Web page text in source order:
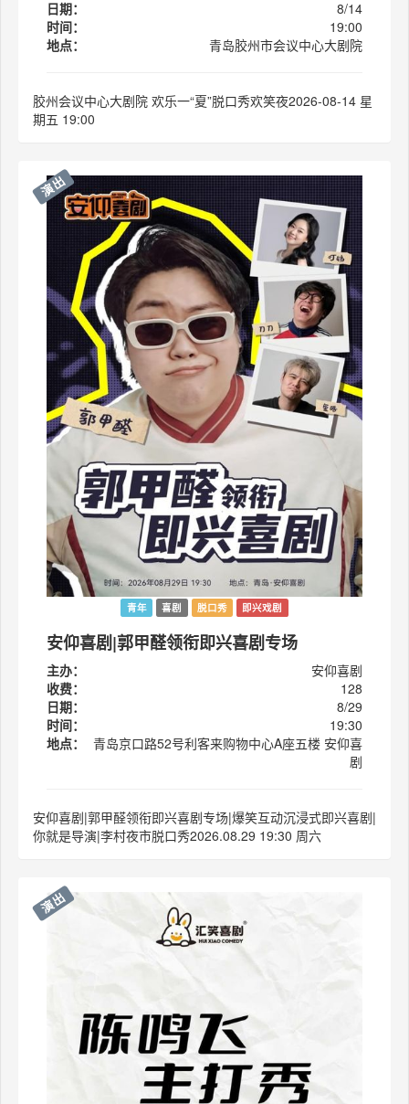
日期：
8/14
时间：
19:00
地点：
青岛胶州市会议中心大剧院
胶州会议中心大剧院 欢乐一“夏”脱口秀欢笑夜2026-08-14 星
期五 19:00
演出
青年 喜剧 脱口秀 即兴戏剧
安仰喜剧|郭甲醛领衔即兴喜剧专场
主办：
安仰喜剧
收费：
128
日期：
8/29
时间：
19:30
地点：
青岛京口路52号利客来购物中心A座五楼 安仰喜
剧
安仰喜剧|郭甲醛领衔即兴喜剧专场|爆笑互动沉浸式即兴喜剧|
你就是导演|李村夜市脱口秀2026.08.29 19:30 周六
演出